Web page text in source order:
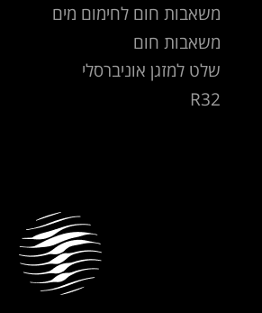
משאבות חום לחימום מים
משאבות חום
שלט למזגן אוניברסלי
R32